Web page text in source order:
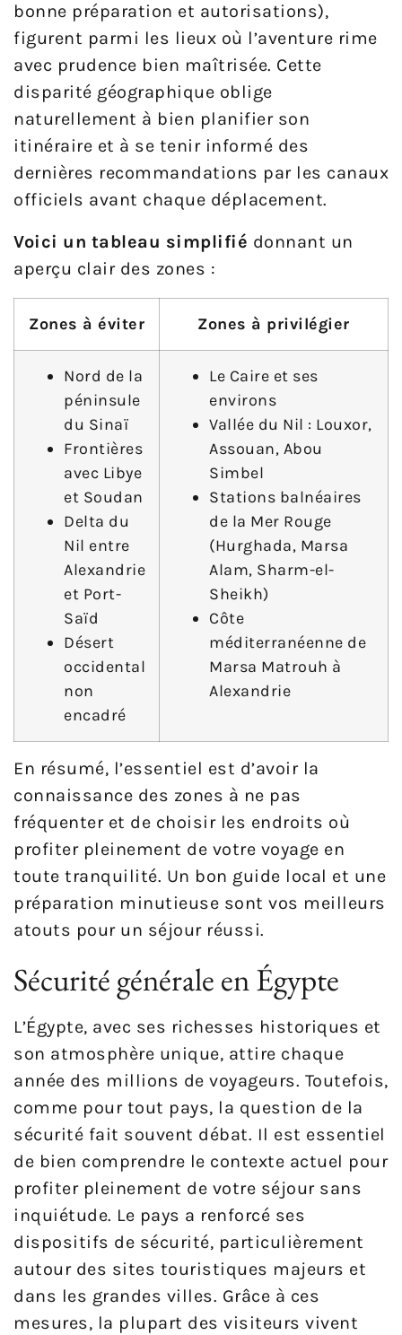
bonne préparation et autorisations),
figurent parmi les lieux où l’aventure rime
avec prudence bien maîtrisée. Cette
disparité géographique oblige
naturellement à bien planifier son
itinéraire et à se tenir informé des
dernières recommandations par les canaux
officiels avant chaque déplacement.
Voici un tableau simplifié donnant un
aperçu clair des zones :
Zones à éviter Zones à privilégier
Nord de la
péninsule
du Sinaï
Frontières
avec Libye
et Soudan
Delta du
Nil entre
Alexandrie
et Port-
Saïd
Désert
occidental
non
encadré
Le Caire et ses
environs
Vallée du Nil : Louxor,
Assouan, Abou
Simbel
Stations balnéaires
de la Mer Rouge
(Hurghada, Marsa
Alam, Sharm-el-
Sheikh)
Côte
méditerranéenne de
Marsa Matrouh à
Alexandrie
En résumé, l’essentiel est d’avoir la
connaissance des zones à ne pas
fréquenter et de choisir les endroits où
profiter pleinement de votre voyage en
toute tranquilité. Un bon guide local et une
préparation minutieuse sont vos meilleurs
atouts pour un séjour réussi.
Sécurité générale en Égypte
L’Égypte, avec ses richesses historiques et
son atmosphère unique, attire chaque
année des millions de voyageurs. Toutefois,
comme pour tout pays, la question de la
sécurité fait souvent débat. Il est essentiel
de bien comprendre le contexte actuel pour
profiter pleinement de votre séjour sans
inquiétude. Le pays a renforcé ses
dispositifs de sécurité, particulièrement
autour des sites touristiques majeurs et
dans les grandes villes. Grâce à ces
mesures, la plupart des visiteurs vivent